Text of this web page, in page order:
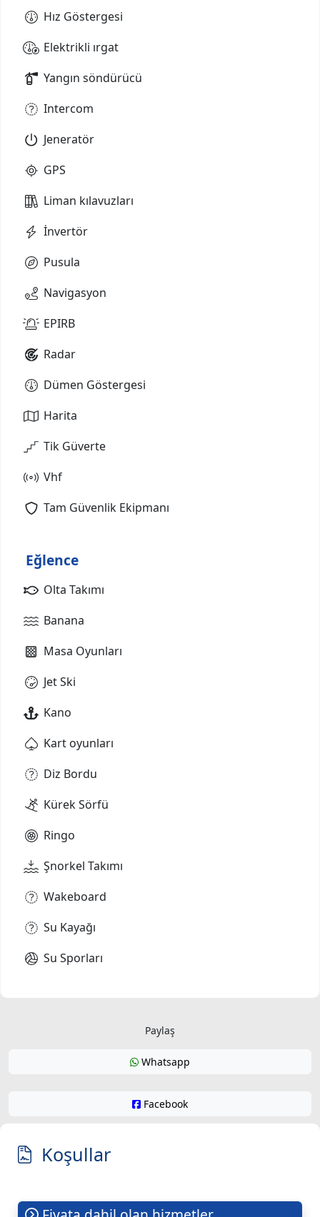
Hız Göstergesi
Elektrikli ırgat
Yangın söndürücü
Intercom
Jeneratör
GPS
Liman kılavuzları
İnvertör
Pusula
Navigasyon
EPIRB
Radar
Dümen Göstergesi
Harita
Tik Güverte
Vhf
Tam Güvenlik Ekipmanı
Eğlence
Olta Takımı
Banana
Masa Oyunları
Jet Ski
Kano
Kart oyunları
Diz Bordu
Kürek Sörfü
Ringo
Şnorkel Takımı
Wakeboard
Su Kayağı
Su Sporları
Paylaş
Whatsapp
Facebook
Koşullar